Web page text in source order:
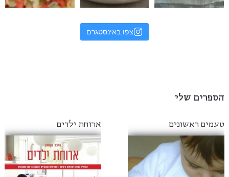
צפו באינסטגרם
הספרים שלי
טעמים ראשונים ארוחת ילדים